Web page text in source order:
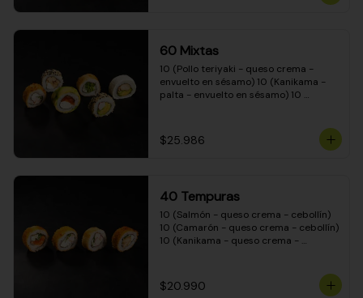
(Pimentón - queso crema - cebollín -
envuelto en masa tempura)
60 Mixtas
10 (Pollo teriyaki - queso crema -
envuelto en sésamo) 10 (Kanikama -
palta - envuelto en sésamo) 10
envuelto en queso crema) 10
(Camarón - queso crema - cebollín -
$25.986
40 Tempuras
10 (Salmón - queso crema - cebollín)
10 (Camarón - queso crema - cebollín)
10 (Kanikama - queso crema -
$20.990